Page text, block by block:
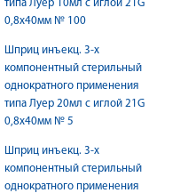
типа Луер 10мл с иглой 21G
0,8х40мм № 100
Шприц инъекц. 3-х
компонентный стерильный
однократного применения
типа Луер 20мл с иглой 21G
0,8х40мм № 5
Шприц инъекц. 3-х
компонентный стерильный
однократного применения